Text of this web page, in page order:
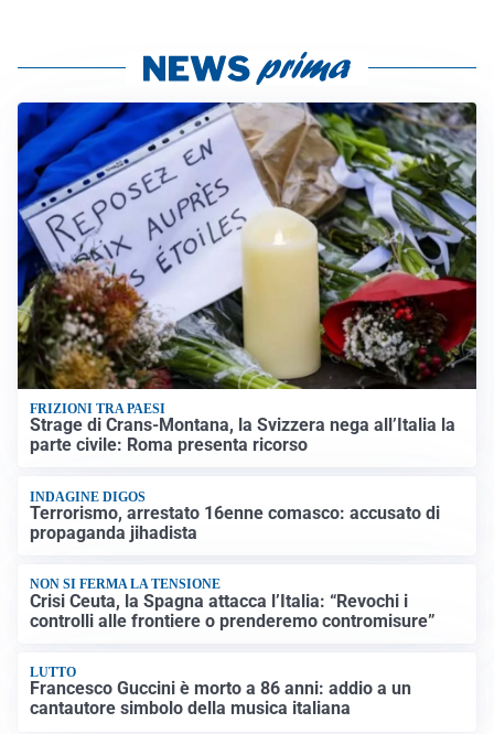
FRIZIONI TRA PAESI
Strage di Crans-Montana, la Svizzera nega all’Italia la
parte civile: Roma presenta ricorso
INDAGINE DIGOS
Terrorismo, arrestato 16enne comasco: accusato di
propaganda jihadista
NON SI FERMA LA TENSIONE
Crisi Ceuta, la Spagna attacca l’Italia: “Revochi i
controlli alle frontiere o prenderemo contromisure”
LUTTO
Francesco Guccini è morto a 86 anni: addio a un
cantautore simbolo della musica italiana